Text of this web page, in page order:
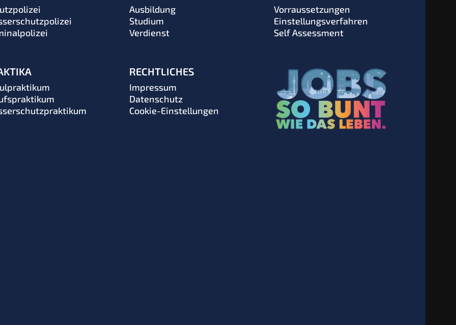
Ausbildung
Studium
Verdienst
Vorraussetzungen
Einstellungsverfahren
Self Assessment
RECHTLICHES
Impressum
Datenschutz
Cookie-Einstellungen